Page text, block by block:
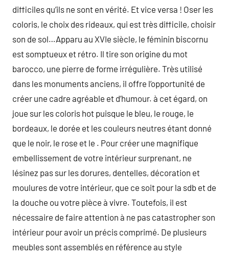
difficiles qu’ils ne sont en vérité. Et vice versa ! Oser les
coloris, le choix des rideaux, qui est très difficile, choisir
son de sol…Apparu au XVIe siècle, le féminin biscornu
est somptueux et rétro. Il tire son origine du mot
barocco, une pierre de forme irrégulière. Très utilisé
dans les monuments anciens, il offre l’opportunité de
créer une cadre agréable et d’humour. à cet égard, on
joue sur les coloris hot puisque le bleu, le rouge, le
bordeaux, le dorée et les couleurs neutres étant donné
que le noir, le rose et le . Pour créer une magnifique
embellissement de votre intérieur surprenant, ne
lésinez pas sur les dorures, dentelles, décoration et
moulures de votre intérieur, que ce soit pour la sdb et de
la douche ou votre pièce à vivre. Toutefois, il est
nécessaire de faire attention à ne pas catastropher son
intérieur pour avoir un précis comprimé. De plusieurs
meubles sont assemblés en référence au style